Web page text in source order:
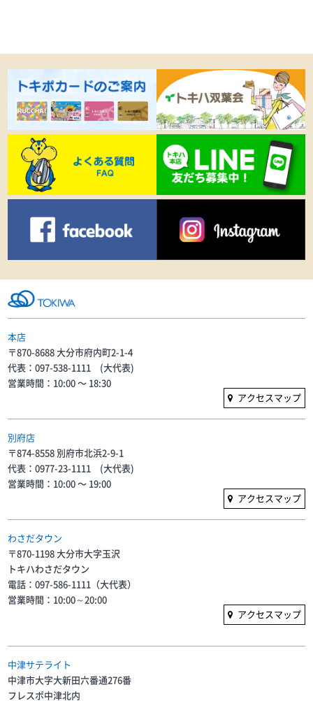
本店
〒870-8688 大分市府内町2-1-4
代表：097-538-1111 (大代表)
営業時間：10:00 〜 18:30
アクセスマップ
別府店
〒874-8558 別府市北浜2-9-1
代表：0977-23-1111 (大代表)
営業時間：10:00 〜 19:00
アクセスマップ
わさだタウン
〒870-1198 大分市大字玉沢
トキハわさだタウン
電話：097-586-1111（大代表）
営業時間：10:00～20:00
アクセスマップ
中津サテライト
中津市大字大新田六番通276番
フレスポ中津北内